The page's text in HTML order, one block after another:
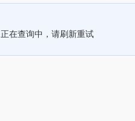
正在查询中，请刷新重试